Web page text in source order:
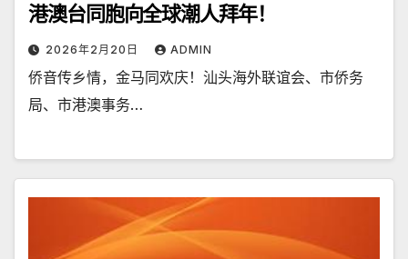
港澳台同胞向全球潮人拜年！
2026年2月20日 ADMIN
侨音传乡情，金马同欢庆！汕头海外联谊会、市侨务
局、市港澳事务…